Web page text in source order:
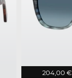
204,00 €